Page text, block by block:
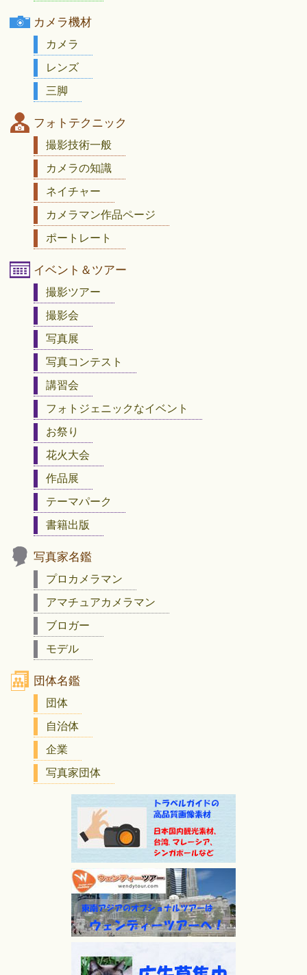
カメラ機材
カメラ
レンズ
三脚
フォトテクニック
撮影技術一般
カメラの知識
ネイチャー
カメラマン作品ページ
ポートレート
イベント＆ツアー
撮影ツアー
撮影会
写真展
写真コンテスト
講習会
フォトジェニックなイベント
お祭り
花火大会
作品展
テーマパーク
書籍出版
写真家名鑑
プロカメラマン
アマチュアカメラマン
ブロガー
モデル
団体名鑑
団体
自治体
企業
写真家団体